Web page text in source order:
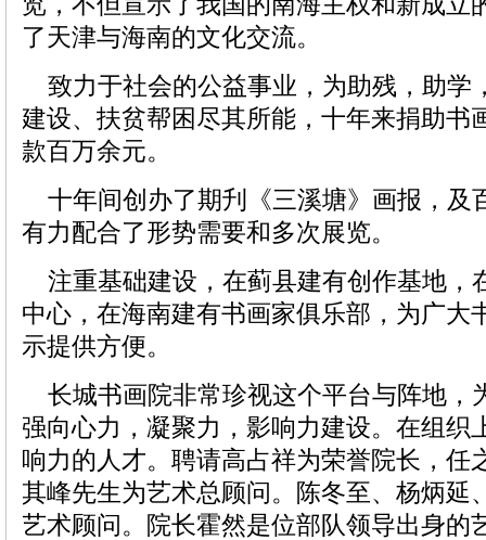
了天津与海南的文化交流。
致力于社会的公益事业，为助残，助学
建设、扶贫帮困尽其所能，十年来捐助书
款百万余元。
十年间创办了期刋《三溪塘》画报，及
有力配合了形势需要和多次展览。
注重基础建设，在蓟县建有创作基地，
中心，在海南建有书画家俱乐部，为广大
示提供方便。
长城书画院非常珍视这个平台与阵地，
强向心力，凝聚力，影响力建设。在组织
响力的人才。聘请高占祥为荣誉院长，任
其峰先生为艺术总顾问。陈冬至、杨炳延
艺术顾问。院长霍然是位部队领导出身的